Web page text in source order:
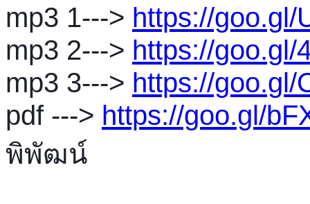
mp3 1---> https://goo.gl/
mp3 2---> https://goo.gl/
mp3 3---> https://goo.gl/
pdf ---> https://goo.gl/
พิพัฒน์